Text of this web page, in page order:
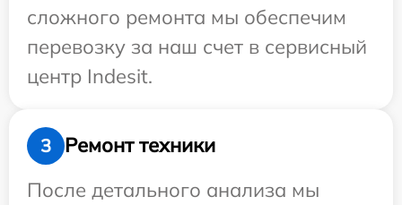
сложного ремонта мы обеспечим
перевозку за наш счет в сервисный
центр Indesit.
3
Ремонт техники
После детального анализа мы